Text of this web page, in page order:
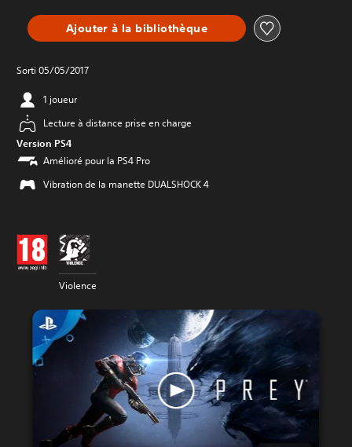
Ajouter à la bibliothèque
Sorti 05/05/2017
1 joueur
Lecture à distance prise en charge
Version PS4
Amélioré pour la PS4 Pro
Vibration de la manette DUALSHOCK 4
Violence